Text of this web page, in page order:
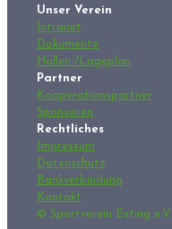
Unser Verein
Intranet
Dokumente
Hallen-/Lageplan
Partner
Kooperationspartner
Sponsoren
Rechtliches
Impressum
Datenschutz
Bankverbindung
Kontakt
© Sportverein Esting e.V.